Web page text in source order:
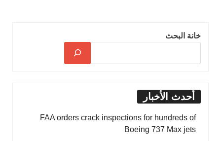
خانة البحث
أحدث الأخبار
FAA orders crack inspections for hundreds of
Boeing 737 Max jets